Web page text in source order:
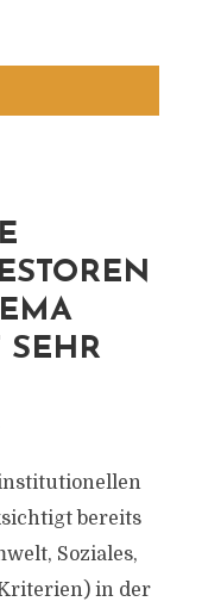
SEHR
bereits
Soziales,
in der